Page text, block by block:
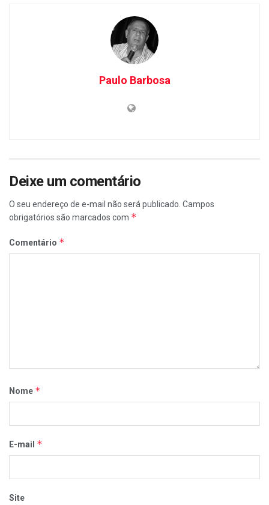
Paulo Barbosa
Deixe um comentário
O seu endereço de e-mail não será publicado. Campos
obrigatórios são marcados com *
Comentário *
Nome *
E-mail *
Site